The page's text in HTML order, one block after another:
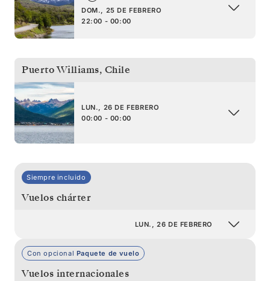
DOM., 25 DE FEBRERO
22:00 - 00:00
Puerto Williams, Chile
LUN., 26 DE FEBRERO
00:00 - 00:00
Siempre incluido
Vuelos chárter
LUN., 26 DE FEBRERO
Con opcional Paquete de vuelo
Vuelos internacionales